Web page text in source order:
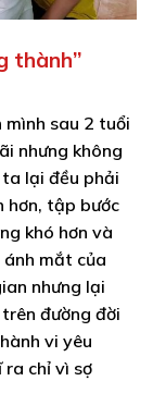
thành”
mình sau 2 tuổi
nhưng không
lại đều phải
hơn, tập bước
khó hơn và
mắt của
nhưng lại
đường đời
vi yêu
ra chỉ vì sợ